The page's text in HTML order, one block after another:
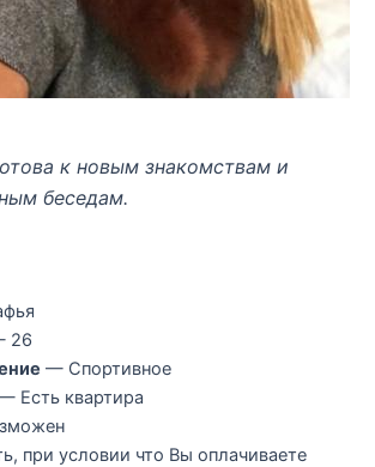
к новым знакомствам и
беседам.
26
— Спортивное
Есть квартира
при условии что Вы оплачиваете